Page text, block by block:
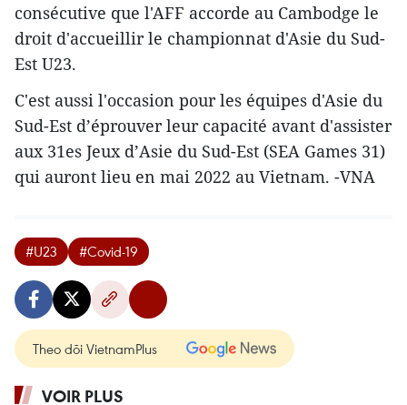
consécutive que l'AFF accorde au Cambodge le
droit d'accueillir le championnat d'Asie du Sud-
Est U23.
C'est aussi l'occasion pour les équipes d'Asie du
Sud-Est d’éprouver leur capacité avant d'assister
aux 31es Jeux d’Asie du Sud-Est (SEA Games 31)
qui auront lieu en mai 2022 au Vietnam. -VNA
#U23 #Covid-19
Theo dõi VietnamPlus
VOIR PLUS